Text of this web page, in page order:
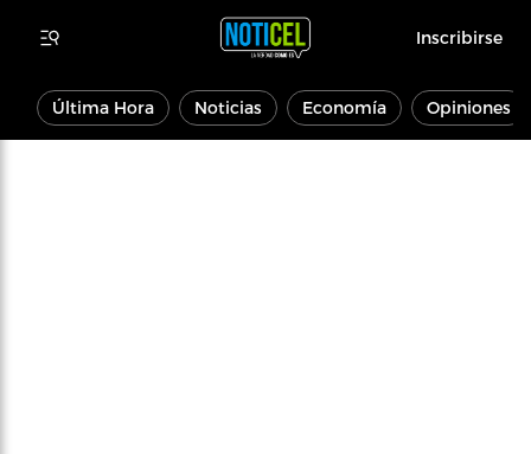
Inscribirse
Última Hora Noticias Economía Opiniones